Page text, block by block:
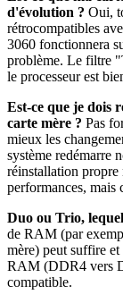
d'évolution ? Oui,
rétrocompatibles
3060 fonctionnera
problème. Le filtre
le processeur est
Est-ce que je dois
carte mère ? Pas
mieux les
système redémarre
réinstallation propre
performances, mais
Duo ou Trio,
de RAM (par
mère) peut suffire et
RAM (DDR4 vers
compatible.